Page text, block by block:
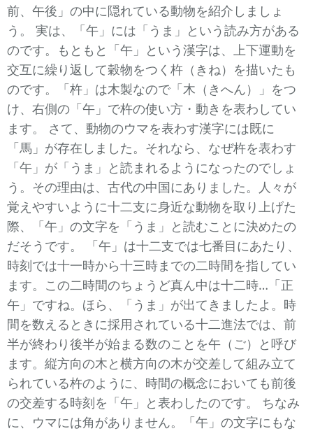
前、午後」の中に隠れている動物を紹介しましょ
う。 実は、「午」には「うま」という読み方がある
のです。もともと「午」という漢字は、上下運動を
交互に繰り返して穀物をつく杵（きね）を描いたも
のです。「杵」は木製なので「木（きへん）」をつ
け、右側の「午」で杵の使い方・動きを表わしてい
ます。 さて、動物のウマを表わす漢字には既に
「馬」が存在しました。それなら、なぜ杵を表わす
「午」が「うま」と読まれるようになったのでしょ
う。その理由は、古代の中国にありました。人々が
覚えやすいように十二支に身近な動物を取り上げた
際、「午」の文字を「うま」と読むことに決めたの
だそうです。 「午」は十二支では七番目にあたり、
時刻では十一時から十三時までの二時間を指してい
ます。この二時間のちょうど真ん中は十二時…「正
午」ですね。ほら、「うま」が出てきましたよ。時
間を数えるときに採用されている十二進法では、前
半が終わり後半が始まる数のことを午（ご）と呼び
ます。縦方向の木と横方向の木が交差して組み立て
られている杵のように、時間の概念においても前後
の交差する時刻を「午」と表わしたのです。 ちなみ
に、ウマには角がありません。「午」の文字にもな